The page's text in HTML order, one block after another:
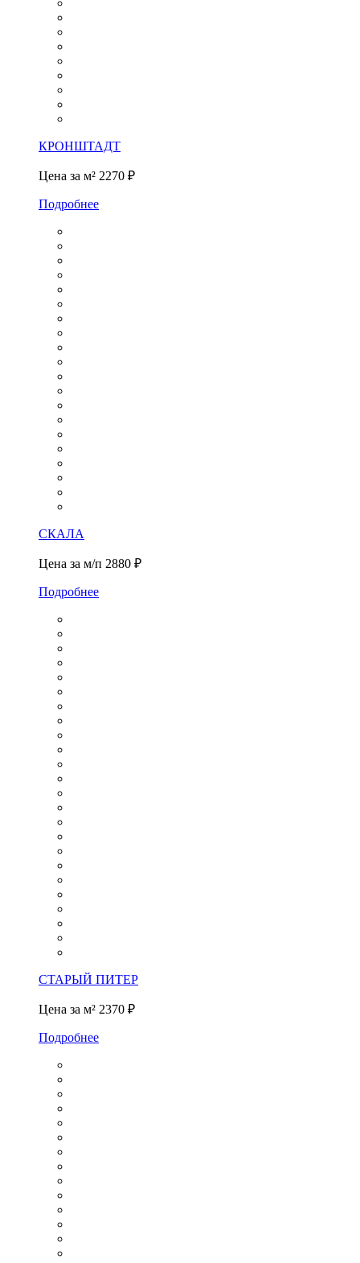
КРОНШТАДТ
Цена за м² 2270 ₽
Подробнее
СКАЛА
Цена за м/п 2880 ₽
Подробнее
СТАРЫЙ ПИТЕР
Цена за м² 2370 ₽
Подробнее